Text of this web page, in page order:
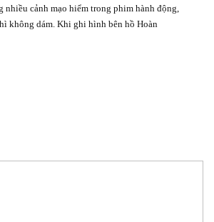
nhiều cảnh mạo hiểm trong phim hành động,
không dám. Khi ghi hình bên hồ Hoàn